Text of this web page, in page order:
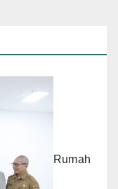
Rumah